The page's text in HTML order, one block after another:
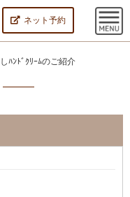
ネット予約
ﾊﾝﾄﾞｸﾘｰﾑのご紹介